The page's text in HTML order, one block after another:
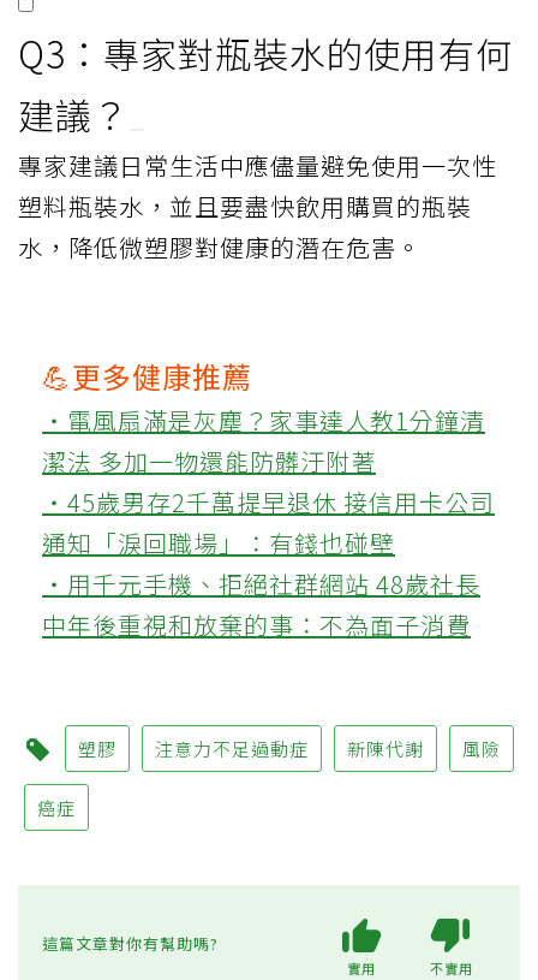
Q3：專家對瓶裝水的使用有何
建議？
專家建議日常生活中應儘量避免使用一次性
塑料瓶裝水，並且要盡快飲用購買的瓶裝
水，降低微塑膠對健康的潛在危害。
💪更多健康推薦
‧電風扇滿是灰塵？家事達人教1分鐘清
潔法 多加一物還能防髒汙附著
‧45歲男存2千萬提早退休 接信用卡公司
通知「淚回職場」：有錢也碰壁
‧用千元手機、拒絕社群網站 48歲社長
中年後重視和放棄的事：不為面子消費
塑膠 注意力不足過動症 新陳代謝 風險
癌症
這篇文章對你有幫助嗎?
實用 不實用